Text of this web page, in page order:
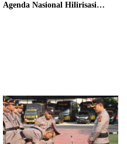
Agenda Nasional Hilirisasi